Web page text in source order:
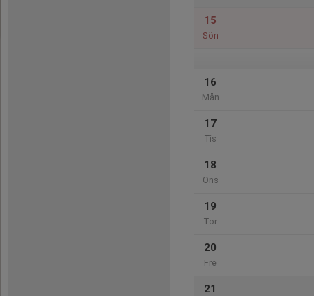
15
Sön
16
Mån
17
Tis
18
Ons
19
Tor
20
Fre
21